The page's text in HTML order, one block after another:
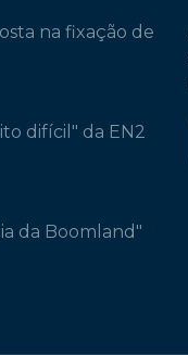
na fixação de
difícil" da EN2
da Boomland"